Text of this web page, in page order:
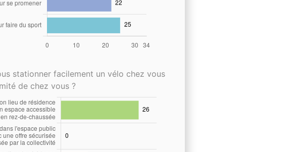
stationner facilement un vélo chez vous
de chez vous ?